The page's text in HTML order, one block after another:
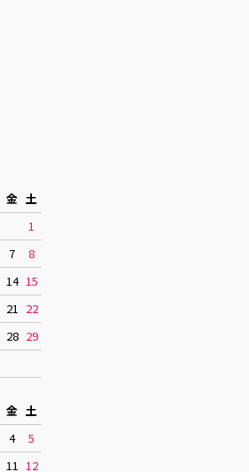
金 土
1
7
8
14 15
21
22
28 29
金 土
4
5
11 12